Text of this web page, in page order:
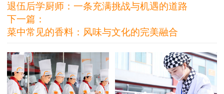
退伍后学厨师：一条充满挑战与机遇的道路
下一篇：
菜中常见的香料：风味与文化的完美融合